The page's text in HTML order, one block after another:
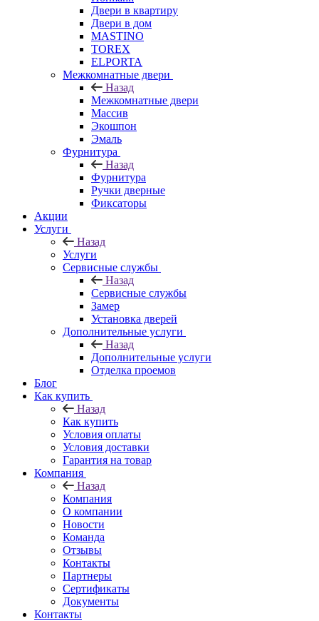
Двери в квартиру
Двери в дом
MASTINO
TOREX
ELPORTA
Межкомнатные двери
Назад
Межкомнатные двери
Массив
Экошпон
Эмаль
Фурнитура
Назад
Фурнитура
Ручки дверные
Фиксаторы
Акции
Услуги
Назад
Услуги
Сервисные службы
Назад
Сервисные службы
Замер
Установка дверей
Дополнительные услуги
Назад
Дополнительные услуги
Отделка проемов
Блог
Как купить
Назад
Как купить
Условия оплаты
Условия доставки
Гарантия на товар
Компания
Назад
Компания
О компании
Новости
Команда
Отзывы
Контакты
Партнеры
Сертификаты
Документы
Контакты